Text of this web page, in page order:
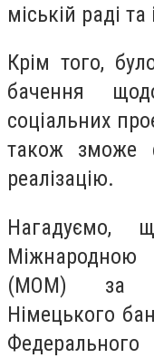
міській раді та
Крім того,
бачення
соціальних
також зможе
реалізацію.
Нагадуємо,
Міжнародною
(МОМ) за
Німецького
Федерального